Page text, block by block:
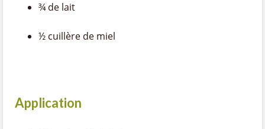
¾ de lait
½ cuillère de miel
Application